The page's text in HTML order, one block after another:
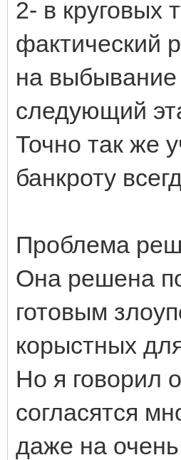
2- в круговых
фактический
на выбывание
следующий
Точно так же
банкроту
Проблема
Она решена
готовым
корыстных
Но я говорил
согласятся
даже на